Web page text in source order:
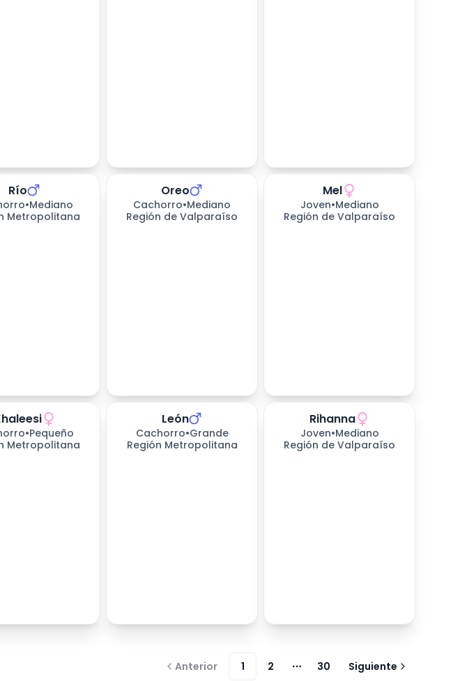
Río
•Mediano
Metropolitana
Oreo
Cachorro•Mediano
Región de Valparaíso
Mel
Joven•Mediano
Región de Valparaíso
•Pequeño
Metropolitana
León
Cachorro•Grande
Región Metropolitana
días esperando
Rihanna
Joven•Mediano
Región de Valparaíso
Anterior 1 2 Más páginas
30 Siguiente